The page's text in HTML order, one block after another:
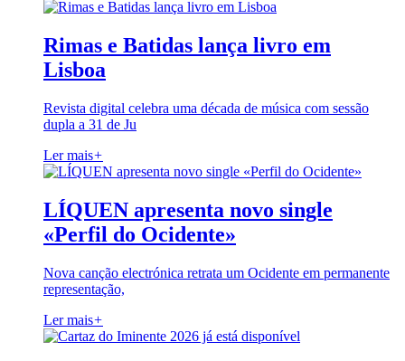
Rimas e Batidas lança livro em
Lisboa
Revista digital celebra uma década de música com sessão
dupla a 31 de Ju
Ler mais+
LÍQUEN apresenta novo single
«Perfil do Ocidente»
Nova canção electrónica retrata um Ocidente em permanente
representação,
Ler mais+